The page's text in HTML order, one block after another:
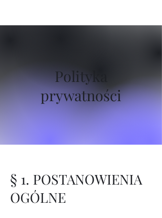
Polityka
prywatności
§ 1. POSTANOWIENIA
OGÓLNE